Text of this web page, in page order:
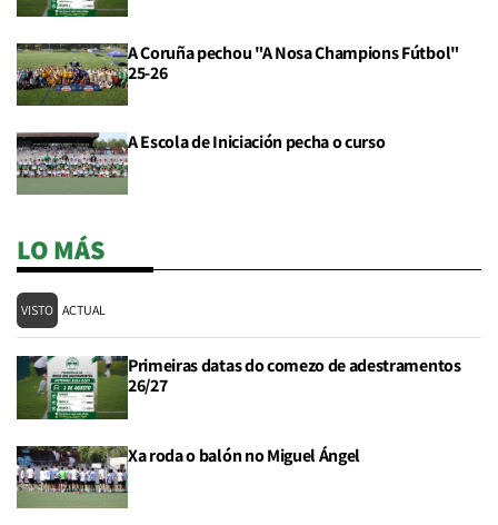
A Coruña pechou "A Nosa Champions Fútbol"
25-26
A Escola de Iniciación pecha o curso
LO MÁS
VISTO ACTUAL
Primeiras datas do comezo de adestramentos
26/27
Xa roda o balón no Miguel Ángel